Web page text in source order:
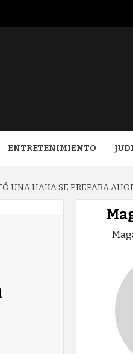
ENTRETENIMIENTO
UNA HAKA SE PREPARA